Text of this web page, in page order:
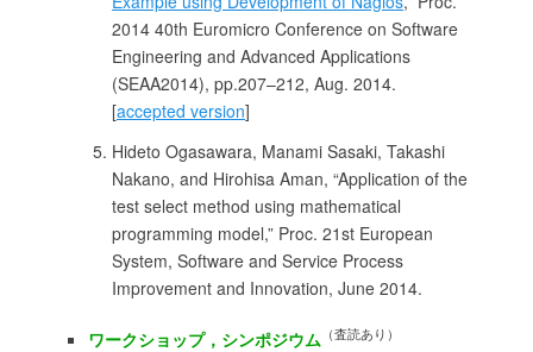
2014 40th Euromicro Conference on Software
Engineering and Advanced Applications
(SEAA2014), pp.207–212, Aug. 2014.
[accepted version]
Hideto Ogasawara, Manami Sasaki, Takashi
Nakano, and Hirohisa Aman, “Application of the
test select method using mathematical
programming model,” Proc. 21st European
System, Software and Service Process
Improvement and Innovation, June 2014.
ワークショップ，シンポジウム （査読あり）